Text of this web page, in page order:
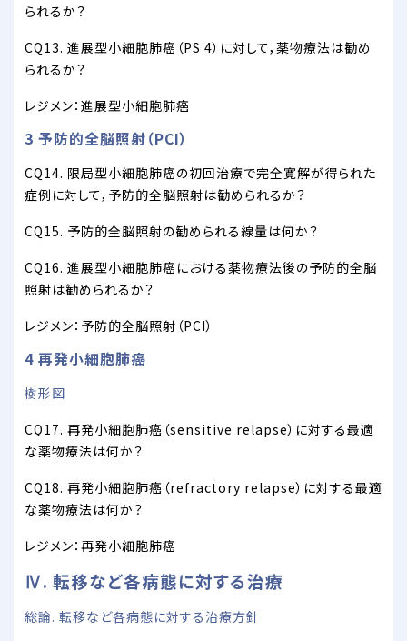
られるか？
CQ13. 進展型小細胞肺癌（PS 4）に対して，薬物療法は勧め
られるか？
レジメン：進展型小細胞肺癌
3 予防的全脳照射（PCI）
CQ14. 限局型小細胞肺癌の初回治療で完全寛解が得られた
症例に対して，予防的全脳照射は勧められるか？
CQ15. 予防的全脳照射の勧められる線量は何か？
CQ16. 進展型小細胞肺癌における薬物療法後の予防的全脳
照射は勧められるか？
レジメン：予防的全脳照射（PCI）
4 再発小細胞肺癌
樹形図
CQ17. 再発小細胞肺癌（sensitive relapse）に対する最適
な薬物療法は何か？
CQ18. 再発小細胞肺癌（refractory relapse）に対する最適
な薬物療法は何か？
レジメン：再発小細胞肺癌
Ⅳ. 転移など各病態に対する治療
総論. 転移など各病態に対する治療方針